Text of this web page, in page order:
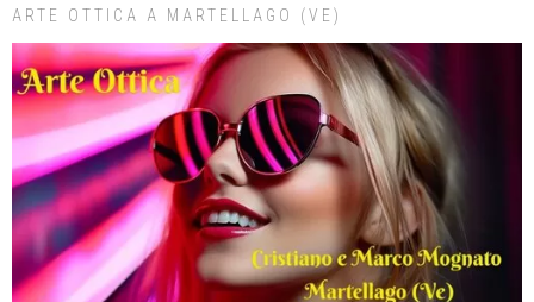
ARTE OTTICA A MARTELLAGO (VE)